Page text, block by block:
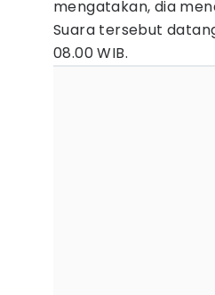
mengatakan, dia
Suara tersebut
08.00 WIB.